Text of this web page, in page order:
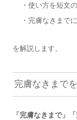
・使い方を短文
・完膚なきまで
を解説します。
完膚なきまで
「完膚なきまで」